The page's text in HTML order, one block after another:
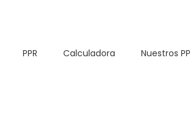
PPR Calculadora Nuestros